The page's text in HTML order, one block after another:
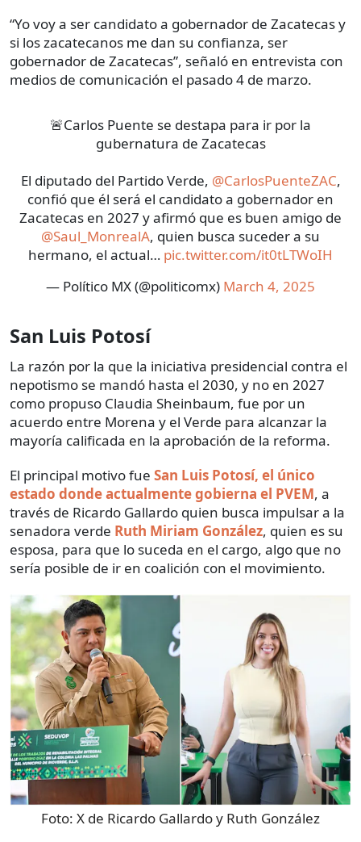
“Yo voy a ser candidato a gobernador de Zacatecas y
si los zacatecanos me dan su confianza, ser
gobernador de Zacatecas”, señaló en entrevista con
medios de comunicación el pasado 4 de marzo.
🚨Carlos Puente se destapa para ir por la
gubernatura de Zacatecas
El diputado del Partido Verde, @CarlosPuenteZAC,
confió que él será el candidato a gobernador en
Zacatecas en 2027 y afirmó que es buen amigo de
@Saul_MonrealA, quien busca suceder a su
hermano, el actual… pic.twitter.com/it0tLTWoIH
— Político MX (@politicomx) March 4, 2025
San Luis Potosí
La razón por la que la iniciativa presidencial contra el
nepotismo se mandó hasta el 2030, y no en 2027
como propuso Claudia Sheinbaum, fue por un
acuerdo entre Morena y el Verde para alcanzar la
mayoría calificada en la aprobación de la reforma.
El principal motivo fue San Luis Potosí, el único
estado donde actualmente gobierna el PVEM, a
través de Ricardo Gallardo quien busca impulsar a la
senadora verde Ruth Miriam González, quien es su
esposa, para que lo suceda en el cargo, algo que no
sería posible de ir en coalición con el movimiento.
Foto: X de Ricardo Gallardo y Ruth González